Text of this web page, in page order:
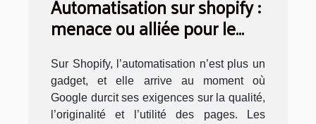
Automatisation sur shopify :
menace ou alliée pour le
Sur Shopify, l’automatisation n’est plus un
gadget, et elle arrive au moment où
Google durcit ses exigences sur la qualité,
l’originalité et l’utilité des pages. Les